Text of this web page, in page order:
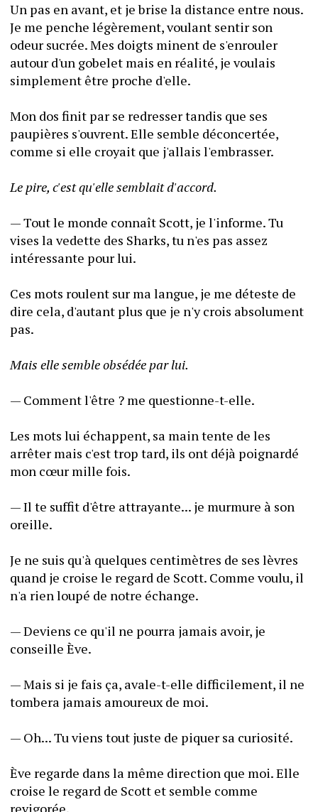
Un pas en avant, et je brise la distance entre nous.
Je me penche légèrement, voulant sentir son
odeur sucrée. Mes doigts minent de s'enrouler
autour d'un gobelet mais en réalité, je voulais
simplement être proche d'elle.
Mon dos finit par se redresser tandis que ses
paupières s'ouvrent. Elle semble déconcertée,
comme si elle croyait que j'allais l'embrasser.
Le pire, c'est qu'elle semblait d'accord.
— Tout le monde connaît Scott, je l'informe. Tu
vises la vedette des Sharks, tu n'es pas assez
intéressante pour lui.
Ces mots roulent sur ma langue, je me déteste de
dire cela, d'autant plus que je n'y crois absolument
pas.
Mais elle semble obsédée par lui.
— Comment l'être ? me questionne-t-elle.
Les mots lui échappent, sa main tente de les
arrêter mais c'est trop tard, ils ont déjà poignardé
mon cœur mille fois.
— Il te suffit d'être attrayante... je murmure à son
oreille.
Je ne suis qu'à quelques centimètres de ses lèvres
quand je croise le regard de Scott. Comme voulu, il
n'a rien loupé de notre échange.
— Deviens ce qu'il ne pourra jamais avoir, je
conseille Ève.
— Mais si je fais ça, avale-t-elle difficilement, il ne
tombera jamais amoureux de moi.
— Oh... Tu viens tout juste de piquer sa curiosité.
Ève regarde dans la même direction que moi. Elle
croise le regard de Scott et semble comme
revigorée.